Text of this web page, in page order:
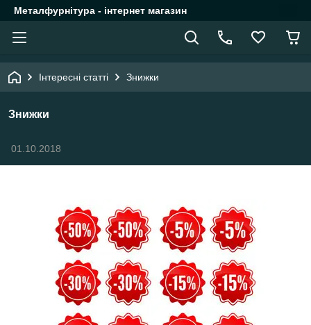
Металфурнітура - інтернет магазин
Інтересні статті Знижки
Знижки
01.10.2018